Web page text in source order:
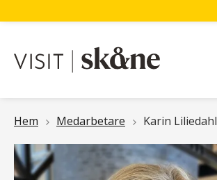
Länkstig
Hem Medarbetare Karin Liliedahl